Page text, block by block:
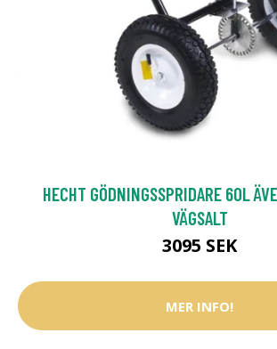
HECHT GÖDNINGSSPRIDARE 60L
VÄGSALT
3095 SEK
MER INFO!